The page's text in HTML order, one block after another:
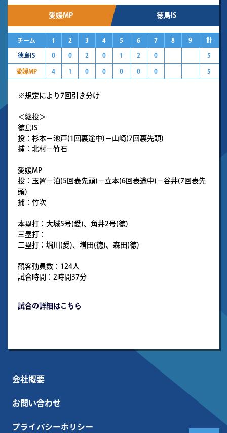
愛媛MP 徳島IS
チーム 1 2 3 4 5 6 7 8 9 計
徳島IS 0 0 2 0 1 2 0 5
愛媛MP 4 1 0 0 0 0 0 5
※規定により7回引き分け
＜継投＞
徳島IS
投：杉本－池戸(1回裏途中)－山崎(7回裏先頭)
捕：北村－竹石
愛媛MP
投：玉置－泊(5回表先頭)－立本(6回表途中)－谷井(7回表先
頭)
捕：竹次
本塁打：大城5号(愛)、角井2号(徳)
三塁打：
二塁打：堀川(愛)、増田(徳)、森田(徳)
観客動員数：124人
試合時間：2時間37分
試合の詳細はこちら
会社概要
お問い合わせ
プライバシーポリシー